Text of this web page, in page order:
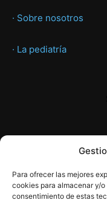
Para ofrecer las mejores
cookies para almacenar y/
consentimiento de estas
· Sobre nosotros
· La pediatría